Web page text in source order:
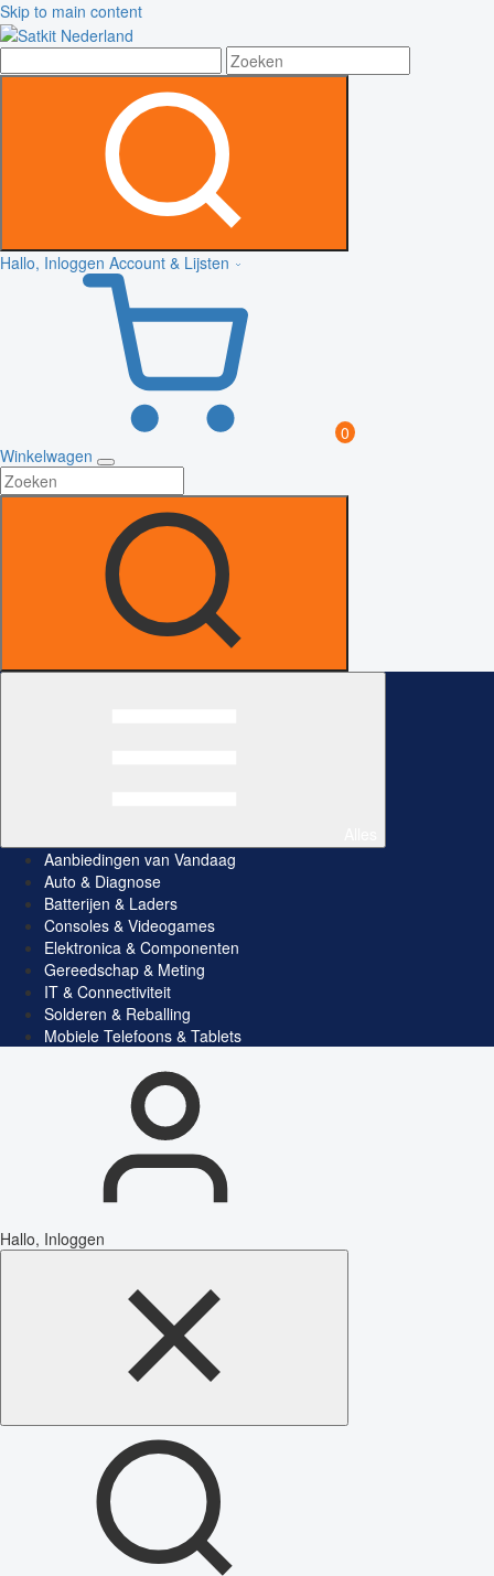
Skip to main content
Hallo, Inloggen Account & Lijsten
0
Winkelwagen
Aanbiedingen van Vandaag
Auto & Diagnose
Batterijen & Laders
Consoles & Videogames
Elektronica & Componenten
Gereedschap & Meting
IT & Connectiviteit
Solderen & Reballing
Mobiele Telefoons & Tablets
Hallo, Inloggen